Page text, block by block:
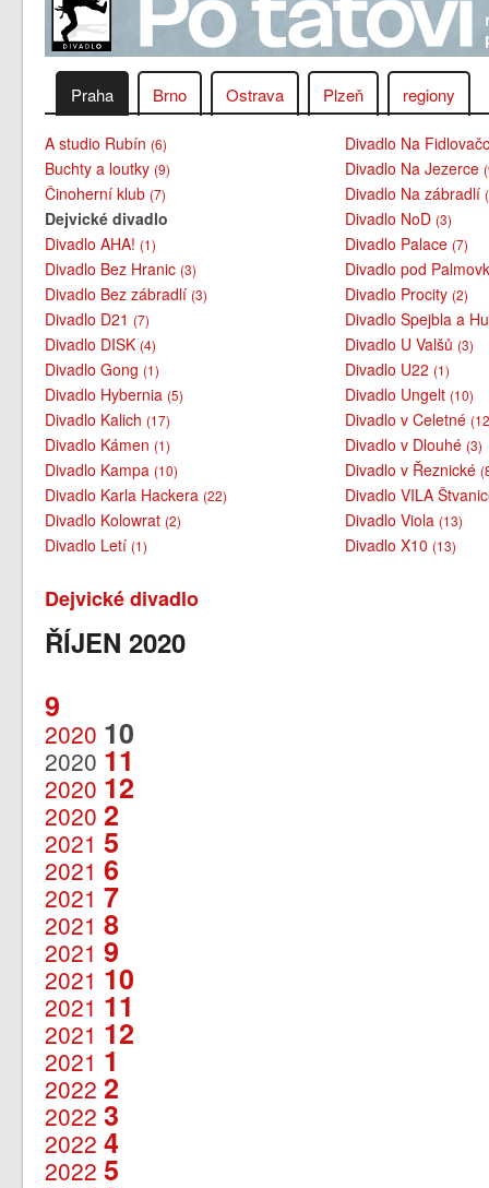
Praha Brno Ostrava Plzeň regiony
A studio Rubín(6)
Buchty a loutky(9)
Činoherní klub(7)
Dejvické divadlo
Divadlo AHA!(1)
Divadlo Bez Hranic(3)
Divadlo Bez zábradlí(3)
Divadlo D21(7)
Divadlo DISK(4)
Divadlo Gong(1)
Divadlo Hybernia(5)
Divadlo Kalich(17)
Divadlo Kámen(1)
Divadlo Kampa(10)
Divadlo Karla Hackera(22)
Divadlo Kolowrat(2)
Divadlo Letí(1)
Divadlo Na
Divadlo Na Jezerce
Divadlo Na zábradlí
Divadlo NoD(3)
Divadlo Palace(7)
Divadlo pod
Divadlo Procity(2)
Divadlo Spejbla a
Divadlo U Valšů(3)
Divadlo U22(1)
Divadlo Ungelt(10)
Divadlo v Celetné
Divadlo v Dlouhé(3)
Divadlo v Řeznické
Divadlo VILA
Divadlo Viola(13)
Divadlo X10(13)
Dejvické divadlo
ŘÍJEN 2020
9
2020 10
2020 11
2020 12
2020 2
2021 5
2021 6
2021 7
2021 8
2021 9
2021 10
2021 11
2021 12
2021 1
2022 2
2022 3
2022 4
2022 5